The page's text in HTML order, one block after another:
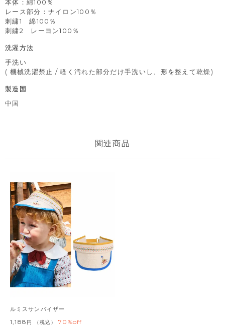
本体：綿100％
レース部分：ナイロン100％
刺繍1 綿100％
刺繍2 レーヨン100％
洗濯方法
手洗い
( 機械洗濯禁止 / 軽く汚れた部分だけ手洗いし、形を整えて乾燥)
製造国
中国
ルミスサンバイザー
1,188 税込 70%off